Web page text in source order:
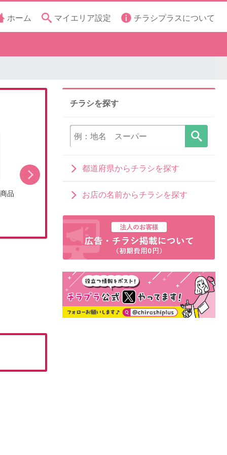
ホーム マイエリア設定 チラシプラスについて
品 今月のお買い得品(WEBチラシ)
チラシを探す
都道府県からチラシを探す
お店の名前からチラシを探す